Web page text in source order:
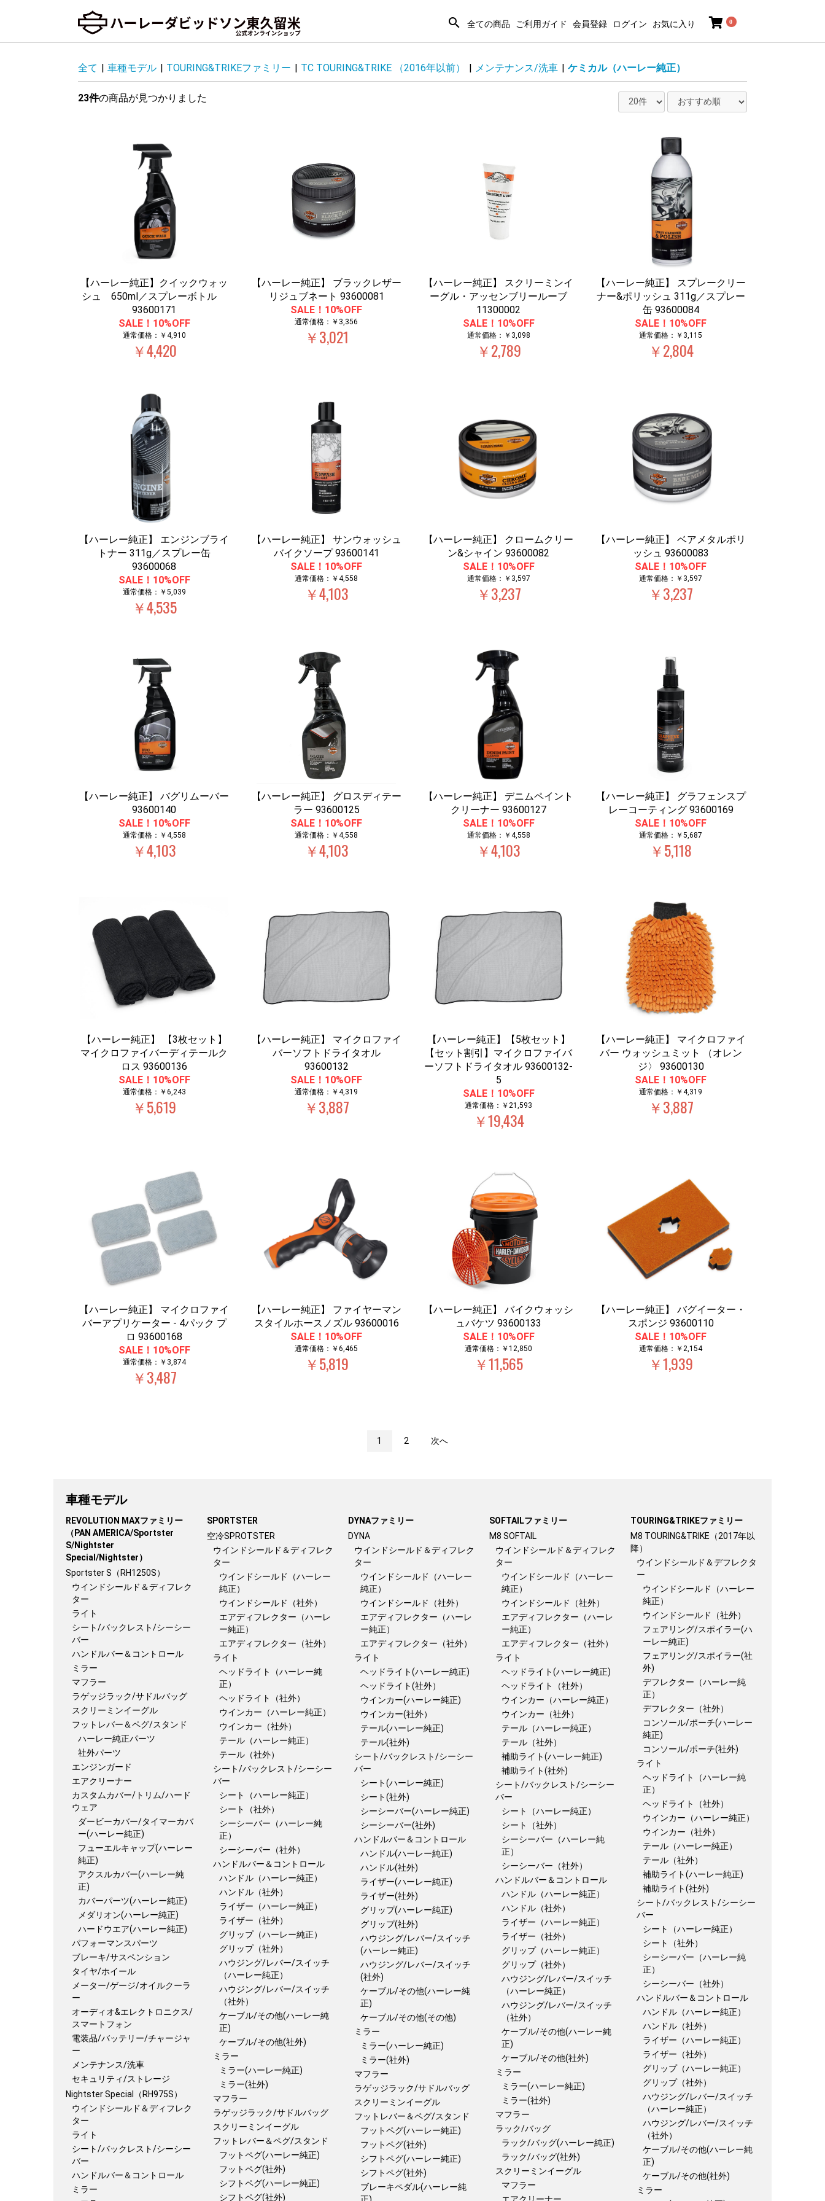
search 全ての商品 ご利用ガイド 会員登録 ログイン お気に入り 0
全て | 車種モデル | TOURING&TRIKEファミリー | TC TOURING&TRIKE （2016年以前） | メンテナンス/洗車 | ケミカル（ハーレー純正）
23件の商品が見つかりました
【ハーレー純正】クイックウォッ
シュ 650ml／スプレーボトル
93600171
SALE！10%OFF
通常価格：￥4,910
￥4,420
【ハーレー純正】 ブラックレザー
リジュブネート 93600081
SALE！10%OFF
通常価格：￥3,356
￥3,021
【ハーレー純正】 スクリーミンイ
ーグル・アッセンブリールーブ
11300002
SALE！10%OFF
通常価格：￥3,098
￥2,789
【ハーレー純正】 スプレークリー
ナー&ポリッシュ 311g／スプレー
缶 93600084
SALE！10%OFF
通常価格：￥3,115
￥2,804
【ハーレー純正】 エンジンブライ
トナー 311g／スプレー缶
93600068
SALE！10%OFF
通常価格：￥5,039
￥4,535
【ハーレー純正】 サンウォッシュ
バイクソープ 93600141
SALE！10%OFF
通常価格：￥4,558
￥4,103
【ハーレー純正】 クロームクリー
ン&シャイン 93600082
SALE！10%OFF
通常価格：￥3,597
￥3,237
【ハーレー純正】 ベアメタルポリ
ッシュ 93600083
SALE！10%OFF
通常価格：￥3,597
￥3,237
【ハーレー純正】 バグリムーバー
93600140
SALE！10%OFF
通常価格：￥4,558
￥4,103
【ハーレー純正】 グロスディテー
ラー 93600125
SALE！10%OFF
通常価格：￥4,558
￥4,103
【ハーレー純正】 デニムペイント
クリーナー 93600127
SALE！10%OFF
通常価格：￥4,558
￥4,103
【ハーレー純正】 グラフェンスプ
レーコーティング 93600169
SALE！10%OFF
通常価格：￥5,687
￥5,118
【ハーレー純正】 【3枚セット】
マイクロファイバーディテールク
ロス 93600136
SALE！10%OFF
通常価格：￥6,243
￥5,619
【ハーレー純正】 マイクロファイ
バーソフトドライタオル
93600132
SALE！10%OFF
通常価格：￥4,319
￥3,887
【ハーレー純正】【5枚セット】
【セット割引】マイクロファイバ
ーソフトドライタオル 93600132-
5
SALE！10%OFF
通常価格：￥21,593
￥19,434
【ハーレー純正】 マイクロファイ
バー ウォッシュミット （オレン
ジ〉 93600130
SALE！10%OFF
通常価格：￥4,319
￥3,887
【ハーレー純正】 マイクロファイ
バーアプリケーター - 4パック プ
ロ 93600168
SALE！10%OFF
通常価格：￥3,874
￥3,487
【ハーレー純正】 ファイヤーマン
スタイルホースノズル 93600016
SALE！10%OFF
通常価格：￥6,465
￥5,819
【ハーレー純正】 バイクウォッシ
ュバケツ 93600133
SALE！10%OFF
通常価格：￥12,850
￥11,565
【ハーレー純正】 バグイーター・
スポンジ 93600110
SALE！10%OFF
通常価格：￥2,154
￥1,939
1 2 次へ
車種モデル
REVOLUTION MAXファミリー
（PAN AMERICA/Sportster
S/Nightster
Special/Nightster）
Sportster S（RH1250S）
ウインドシールド＆ディフレク
ター
ライト
シート/バックレスト/シーシー
バー
ハンドルバー＆コントロール
ミラー
マフラー
ラゲッジラック/サドルバッグ
スクリーミンイーグル
フットレバー＆ペグ/スタンド
ハーレー純正パーツ
社外パーツ
エンジンガード
エアクリーナー
カスタムカバー/トリム/ハード
ウェア
ダービーカバー/タイマーカバ
ー(ハーレー純正)
フューエルキャップ(ハーレー
純正)
アクスルカバー(ハーレー純
正)
カバーパーツ(ハーレー純正)
メダリオン(ハーレー純正)
ハードウエア(ハーレー純正)
パフォーマンスパーツ
ブレーキ/サスペンション
タイヤ/ホイール
メーター/ゲージ/オイルクーラ
ー
オーディオ&エレクトロニクス/
スマートフォン
電装品/バッテリー/チャージャ
ー
メンテナンス/洗車
セキュリティ/ストレージ
Nightster Special（RH975S）
ウインドシールド＆ディフレク
ター
ライト
シート/バックレスト/シーシー
バー
ハンドルバー＆コントロール
ミラー
SPORTSTER
空冷SPROTSTER
ウインドシールド＆ディフレク
ター
ウインドシールド（ハーレー
純正）
ウインドシールド（社外）
エアディフレクター（ハーレ
ー純正）
エアディフレクター（社外）
ライト
ヘッドライト（ハーレー純
正）
ヘッドライト（社外）
ウインカー（ハーレー純正）
ウインカー（社外）
テール（ハーレー純正）
テール（社外）
シート/バックレスト/シーシー
バー
シート（ハーレー純正）
シート（社外）
シーシーバー（ハーレー純
正）
シーシーバー（社外）
ハンドルバー＆コントロール
ハンドル（ハーレー純正）
ハンドル（社外）
ライザー（ハーレー純正）
ライザー（社外）
グリップ（ハーレー純正）
グリップ（社外）
ハウジング/レバー/スイッチ
（ハーレー純正）
ハウジング/レバー/スイッチ
（社外）
ケーブル/その他(ハーレー純
正)
ケーブル/その他(社外)
ミラー
ミラー(ハーレー純正)
ミラー(社外)
マフラー
ラゲッジラック/サドルバッグ
スクリーミンイーグル
フットレバー＆ペグ/スタンド
フットペグ(ハーレー純正)
フットペグ(社外)
シフトペグ(ハーレー純正)
シフトペグ(社外)
DYNAファミリー
DYNA
ウインドシールド＆ディフレク
ター
ウインドシールド（ハーレー
純正）
ウインドシールド（社外）
エアディフレクター（ハーレ
ー純正）
エアディフレクター（社外）
ライト
ヘッドライト(ハーレー純正)
ヘッドライト(社外）
ウインカー(ハーレー純正)
ウインカー(社外）
テール(ハーレー純正)
テール(社外)
シート/バックレスト/シーシー
バー
シート(ハーレー純正)
シート(社外)
シーシーバー(ハーレー純正)
シーシーバー(社外)
ハンドルバー＆コントロール
ハンドル(ハーレー純正)
ハンドル(社外)
ライザー(ハーレー純正)
ライザー(社外)
グリップ(ハーレー純正)
グリップ(社外)
ハウジング/レバー/スイッチ
(ハーレー純正)
ハウジング/レバー/スイッチ
(社外)
ケーブル/その他(ハーレー純
正)
ケーブル/その他(その他)
ミラー
ミラー(ハーレー純正)
ミラー(社外)
マフラー
ラゲッジラック/サドルバッグ
スクリーミンイーグル
フットレバー＆ペグ/スタンド
フットペグ(ハーレー純正)
フットペグ(社外)
シフトペグ(ハーレー純正)
シフトペグ(社外)
ブレーキペダル(ハーレー純
SOFTAILファミリー
M8 SOFTAIL
ウインドシールド＆ディフレク
ター
ウインドシールド（ハーレー
純正）
ウインドシールド（社外）
エアディフレクター（ハーレ
ー純正）
エアディフレクター（社外）
ライト
ヘッドライト(ハーレー純正)
ヘッドライト（社外）
ウインカー（ハーレー純正）
ウインカー（社外）
テール（ハーレー純正）
テール（社外）
補助ライト(ハーレー純正)
補助ライト(社外)
シート/バックレスト/シーシー
バー
シート（ハーレー純正）
シート（社外）
シーシーバー（ハーレー純
正）
シーシーバー（社外）
ハンドルバー＆コントロール
ハンドル（ハーレー純正）
ハンドル（社外）
ライザー（ハーレー純正）
ライザー（社外）
グリップ（ハーレー純正）
グリップ（社外）
ハウジング/レバー/スイッチ
（ハーレー純正）
ハウジング/レバー/スイッチ
（社外）
ケーブル/その他(ハーレー純
正)
ケーブル/その他(社外)
ミラー
ミラー(ハーレー純正)
ミラー(社外)
マフラー
ラック/バッグ
ラック/バッグ(ハーレー純正)
ラック/バッグ(社外)
スクリーミンイーグル
マフラー
TOURING&TRIKEファミリー
M8 TOURING&TRIKE（2017年以
降）
ウインドシールド＆デフレクタ
ー
ウインドシールド（ハーレー
純正）
ウインドシールド（社外）
フェアリング/スポイラー(ハ
ーレー純正)
フェアリング/スポイラー(社
外)
デフレクター（ハーレー純
正）
デフレクター（社外）
コンソール/ポーチ(ハーレー
純正)
コンソール/ポーチ(社外)
ライト
ヘッドライト（ハーレー純
正）
ヘッドライト（社外）
ウインカー（ハーレー純正）
ウインカー（社外）
テール（ハーレー純正）
テール（社外）
補助ライト(ハーレー純正)
補助ライト(社外)
シート/バックレスト/シーシー
バー
シート（ハーレー純正）
シート（社外）
シーシーバー（ハーレー純
正）
シーシーバー（社外）
ハンドルバー＆コントロール
ハンドル（ハーレー純正）
ハンドル（社外）
ライザー（ハーレー純正）
ライザー（社外）
グリップ（ハーレー純正）
グリップ（社外）
ハウジング/レバー/スイッチ
（ハーレー純正）
ハウジング/レバー/スイッチ
（社外）
ケーブル/その他(ハーレー純
正)
ケーブル/その他(社外)
ミラー